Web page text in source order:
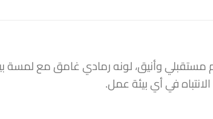
وأنيق، لونه رمادي غامق مع
في أي بيئة عمل.